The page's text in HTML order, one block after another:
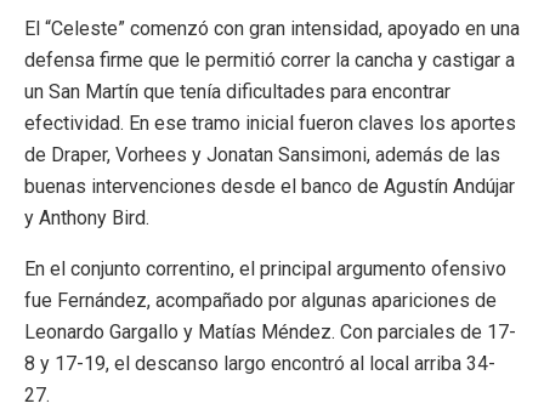
El “Celeste” comenzó con gran intensidad, apoyado en una
defensa firme que le permitió correr la cancha y castigar a
un San Martín que tenía dificultades para encontrar
efectividad. En ese tramo inicial fueron claves los aportes
de Draper, Vorhees y Jonatan Sansimoni, además de las
buenas intervenciones desde el banco de Agustín Andújar
y Anthony Bird.
En el conjunto correntino, el principal argumento ofensivo
fue Fernández, acompañado por algunas apariciones de
Leonardo Gargallo y Matías Méndez. Con parciales de 17-
8 y 17-19, el descanso largo encontró al local arriba 34-
27.